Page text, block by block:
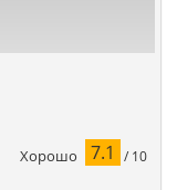
Хорошо 7.1 / 10